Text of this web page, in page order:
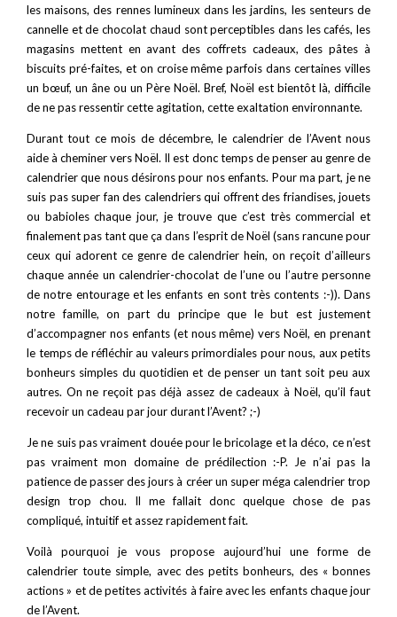
les maisons, des rennes lumineux dans les jardins, les senteurs de
cannelle et de chocolat chaud sont perceptibles dans les cafés, les
magasins mettent en avant des coffrets cadeaux, des pâtes à
biscuits pré-faites, et on croise même parfois dans certaines villes
un bœuf, un âne ou un Père Noël. Bref, Noël est bientôt là, difficile
de ne pas ressentir cette agitation, cette exaltation environnante.
Durant tout ce mois de décembre, le calendrier de l’Avent nous
aide à cheminer vers Noël. Il est donc temps de penser au genre de
calendrier que nous désirons pour nos enfants. Pour ma part, je ne
suis pas super fan des calendriers qui offrent des friandises, jouets
ou babioles chaque jour, je trouve que c’est très commercial et
finalement pas tant que ça dans l’esprit de Noël (sans rancune pour
ceux qui adorent ce genre de calendrier hein, on reçoit d’ailleurs
chaque année un calendrier-chocolat de l’une ou l’autre personne
de notre entourage et les enfants en sont très contents :-)). Dans
notre famille, on part du principe que le but est justement
d’accompagner nos enfants (et nous même) vers Noël, en prenant
le temps de réfléchir au valeurs primordiales pour nous, aux petits
bonheurs simples du quotidien et de penser un tant soit peu aux
autres. On ne reçoit pas déjà assez de cadeaux à Noël, qu’il faut
recevoir un cadeau par jour durant l’Avent? ;-)
Je ne suis pas vraiment douée pour le bricolage et la déco, ce n’est
pas vraiment mon domaine de prédilection :-P. Je n’ai pas la
patience de passer des jours à créer un super méga calendrier trop
design trop chou. Il me fallait donc quelque chose de pas
compliqué, intuitif et assez rapidement fait.
Voilà pourquoi je vous propose aujourd’hui une forme de
calendrier toute simple, avec des petits bonheurs, des « bonnes
actions » et de petites activités à faire avec les enfants chaque jour
de l’Avent.